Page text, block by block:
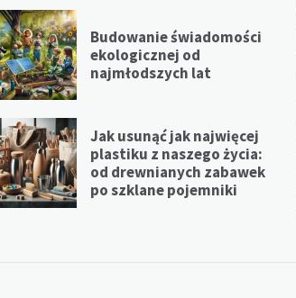
Budowanie świadomości
ekologicznej od
najmłodszych lat
Jak usunąć jak najwięcej
plastiku z naszego życia:
od drewnianych zabawek
po szklane pojemniki